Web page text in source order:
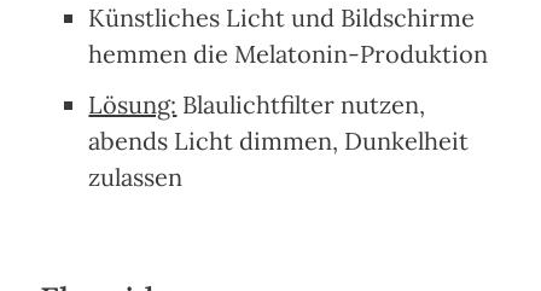
Künstliches Licht und Bildschirme
hemmen die Melatonin-Produktion
Lösung: Blaulichtfilter nutzen,
abends Licht dimmen, Dunkelheit
zulassen